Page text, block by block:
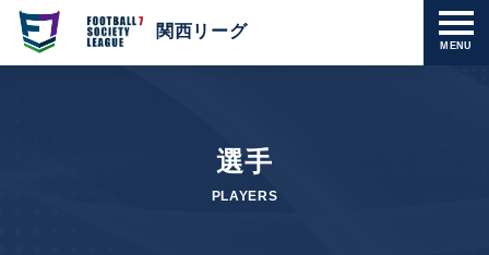
MENU
関西リーグ
選手
PLAYERS